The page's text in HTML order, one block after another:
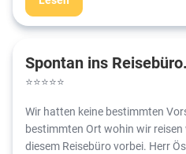
Spontan ins
⭐⭐⭐⭐⭐
Wir hatten keine bestimmten
bestimmten Ort wohin wir
diesem Reisebüro vorbei. Herr